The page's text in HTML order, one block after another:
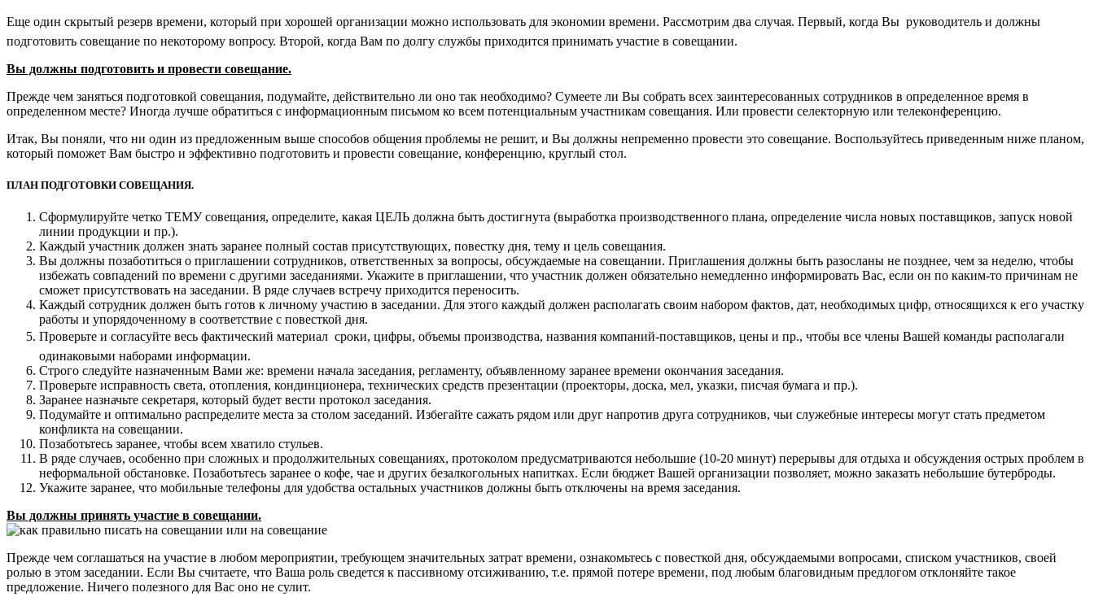
Еще один скрытый резерв времени, который при хорошей организации можно использовать для экономии времени. Рассмотрим два случая. Первый, когда Вы  руководитель и должны
подготовить совещание по некоторому вопросу. Второй, когда Вам по долгу службы приходится принимать участие в совещании.
Вы должны подготовить и провести совещание.
Прежде чем заняться подготовкой совещания, подумайте, действительно ли оно так необходимо? Сумеете ли Вы собрать всех заинтересованных сотрудников в определенное время в
определенном месте? Иногда лучше обратиться с информационным письмом ко всем потенциальным участникам совещания. Или провести селекторную или телеконференцию.
Итак, Вы поняли, что ни один из предложенным выше способов общения проблемы не решит, и Вы должны непременно провести это совещание. Воспользуйтесь приведенным ниже планом,
который поможет Вам быстро и эффективно подготовить и провести совещание, конференцию, круглый стол.
ПЛАН ПОДГОТОВКИ СОВЕЩАНИЯ.
Сформулируйте четко ТЕМУ совещания, определите, какая ЦЕЛЬ должна быть достигнута (выработка производственного плана, определение числа новых поставщиков, запуск новой
линии продукции и пр.).
Каждый участник должен знать заранее полный состав присутствующих, повестку дня, тему и цель совещания.
Вы должны позаботиться о приглашении сотрудников, ответственных за вопросы, обсуждаемые на совещании. Приглашения должны быть разосланы не позднее, чем за неделю, чтобы
избежать совпадений по времени с другими заседаниями. Укажите в приглашении, что участник должен обязательно немедленно информировать Вас, если он по каким-то причинам не
сможет присутствовать на заседании. В ряде случаев встречу приходится переносить.
Каждый сотрудник должен быть готов к личному участию в заседании. Для этого каждый должен располагать своим набором фактов, дат, необходимых цифр, относящихся к его участку
работы и упорядоченному в соответствие с повесткой дня.
Проверьте и согласуйте весь фактический материал  сроки, цифры, объемы производства, названия компаний-поставщиков, цены и пр., чтобы все члены Вашей команды располагали
одинаковыми наборами информации.
Строго следуйте назначенным Вами же: времени начала заседания, регламенту, объявленному заранее времени окончания заседания.
Проверьте исправность света, отопления, кондинционера, технических средств презентации (проекторы, доска, мел, указки, писчая бумага и пр.).
Заранее назначьте секретаря, который будет вести протокол заседания.
Подумайте и оптимально распределите места за столом заседаний. Избегайте сажать рядом или друг напротив друга сотрудников, чьи служебные интересы могут стать предметом
конфликта на совещании.
Позаботьтесь заранее, чтобы всем хватило стульев.
В ряде случаев, особенно при сложных и продолжительных совещаниях, протоколом предусматриваются небольшие (10-20 минут) перерывы для отдыха и обсуждения острых проблем в
неформальной обстановке. Позаботьтесь заранее о кофе, чае и других безалкогольных напитках. Если бюджет Вашей организации позволяет, можно заказать небольшие бутерброды.
Укажите заранее, что мобильные телефоны для удобства остальных участников должны быть отключены на время заседания.
Вы должны принять участие в совещании.
Прежде чем соглашаться на участие в любом мероприятии, требующем значительных затрат времени, ознакомьтесь с повесткой дня, обсуждаемыми вопросами, списком участников, своей
ролью в этом заседании. Если Вы считаете, что Ваша роль сведется к пассивному отсиживанию, т.е. прямой потере времени, под любым благовидным предлогом отклоняйте такое
предложение. Ничего полезного для Вас оно не сулит.